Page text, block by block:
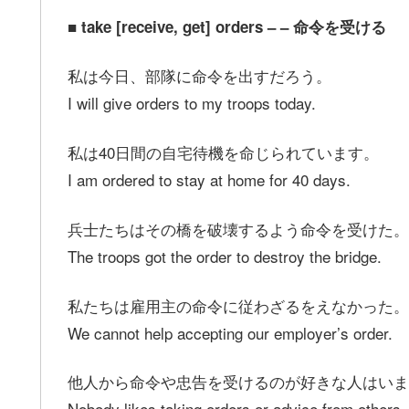
■ take [receive, get] orders – – 命令を受ける
私は今日、部隊に命令を出すだろう。
I will give orders to my troops today.
私は40日間の自宅待機を命じられています。
I am ordered to stay at home for 40 days.
兵士たちはその橋を破壊するよう命令を受けた。
The troops got the order to destroy the bridge.
私たちは雇用主の命令に従わざるをえなかった。
We cannot help accepting our employer’s order.
他人から命令や忠告を受けるのが好きな人はい